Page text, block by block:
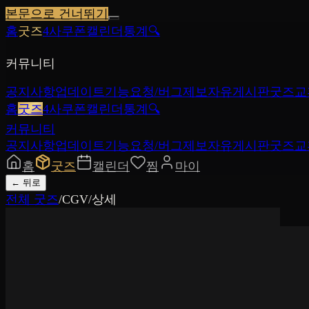
본문으로 건너뛰기
홈굿즈4사쿠폰캘린더 통계 🔍
커뮤니티
공지사항업데이트기능요청/버그제보자유게시판굿즈
홈굿즈4사쿠폰캘린더 통계 🔍
커뮤니티
공지사항업데이트기능요청/버그제보자유게시판굿즈
홈
굿즈 캘린더 찜 마이
← 뒤로
전체 굿즈/CGV/상세